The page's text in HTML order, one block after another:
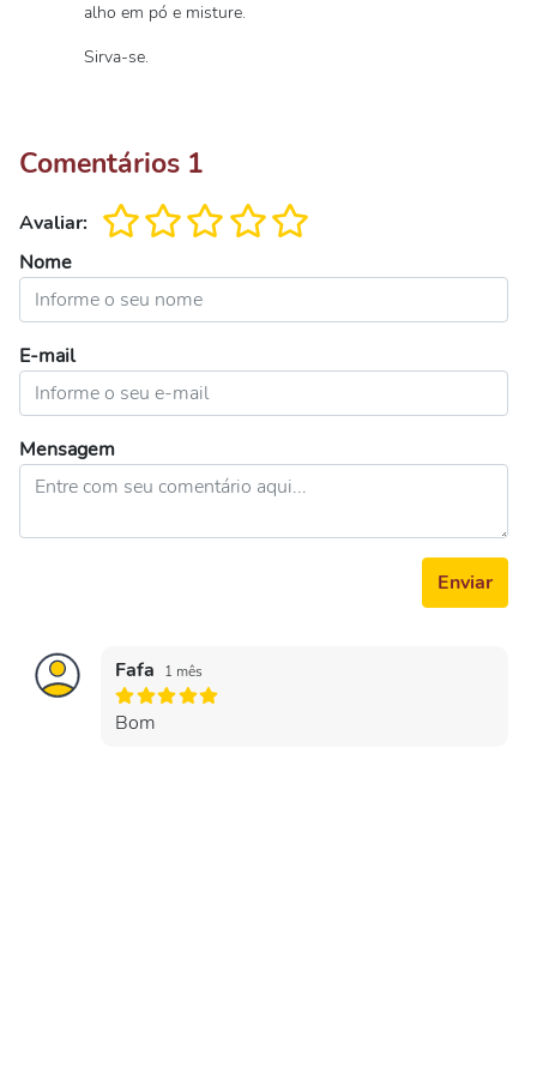
alho em pó e misture.
Sirva-se.
Comentários 1
Avaliar:
Nome
E-mail
Mensagem
Enviar
Fafa 1 mês
Bom